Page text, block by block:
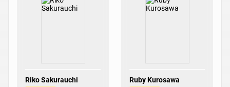
Riko Sakurauchi Ruby Kurosawa